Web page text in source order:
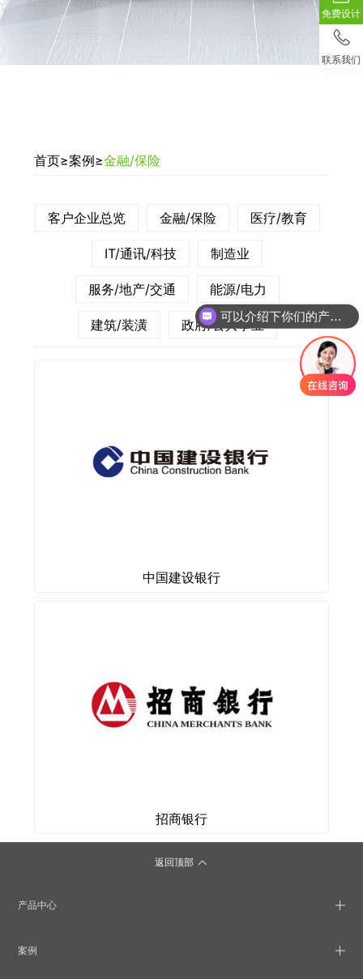
首页≥案例≥金融/保险
客户企业总览 金融/保险 医疗/教育
IT/通讯/科技 制造业
服务/地产/交通 能源/电力
建筑/装潢 政府/公共事业
中国建设银行
招商银行
返回顶部
产品中心
案例
免费设计
联系我们
可以介绍下你们的产品么？